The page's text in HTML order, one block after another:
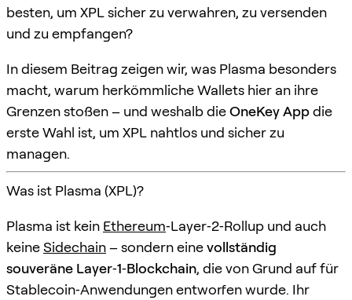
besten, um XPL sicher zu verwahren, zu versenden
und zu empfangen?
In diesem Beitrag zeigen wir, was Plasma besonders
macht, warum herkömmliche Wallets hier an ihre
Grenzen stoßen – und weshalb dieOneKey Appdie
erste Wahl ist, um XPL nahtlos und sicher zu
managen.
Was ist Plasma (XPL)?
Plasma ist kein Ethereum‑Layer‑2‑Rollup und auch
keineSidechain– sondern einevollständig
souveräne Layer‑1‑Blockchain, die von Grund auf für
Stablecoin‑Anwendungen entworfen wurde. Ihr